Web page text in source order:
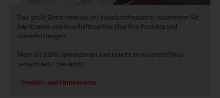
Das große Branchenbuch der Kunststoffindustrie: Informieren Sie
hier Kunden und Geschäftspartner über Ihre Produkte und
Dienstleistungen!
Mehr als 3.000 Unternehmen sind bereits im KunststoffWeb
verzeichnet – Sie auch?
Produkt- und Firmensuche